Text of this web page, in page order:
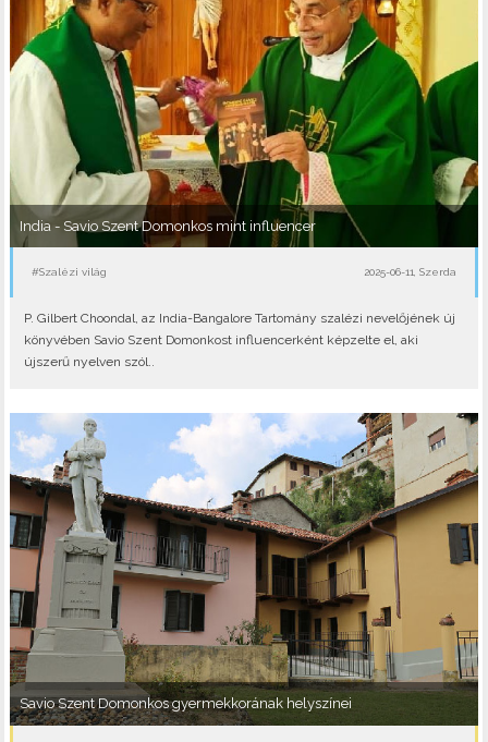
India - Savio Szent Domonkos mint influencer
#Szalézi világ 2025-06-11, Szerda
P. Gilbert Choondal, az India-Bangalore Tartomány szalézi nevelőjének új
könyvében Savio Szent Domonkost influencerként képzelte el, aki
újszerű nyelven szól..
Savio Szent Domonkos gyermekkorának helyszínei